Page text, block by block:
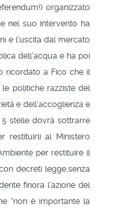
organizzato
nel suo intervento ha
e l’uscita dal mercato
dell’acqua e ha poi
ricordato a Fico che il
politiche razziste del
e dell’accoglienza e
stelle dovrà sottrarre
restituirli al Ministero
per restituire il
decreti legge,senza
finora l’azione del
“non è importante la